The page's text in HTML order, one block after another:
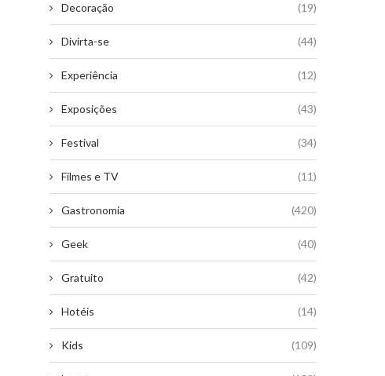
Decoração (19)
Divirta-se (44)
Experiência (12)
Exposições (43)
Festival (34)
Filmes e TV (11)
Gastronomia (420)
Geek (40)
Gratuito (42)
Hotéis (14)
Kids (109)